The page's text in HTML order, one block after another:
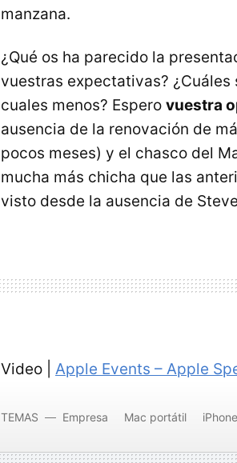
manzana.
¿Qué os ha parecido la
vuestras expectativas?
cuales menos? Espero vuestra
ausencia de la renovación de
pocos meses) y el chasco del
mucha más chicha que las
visto desde la ausencia de
Video | Apple Events – Apple
TEMAS Empresa Mac portátil iPhone